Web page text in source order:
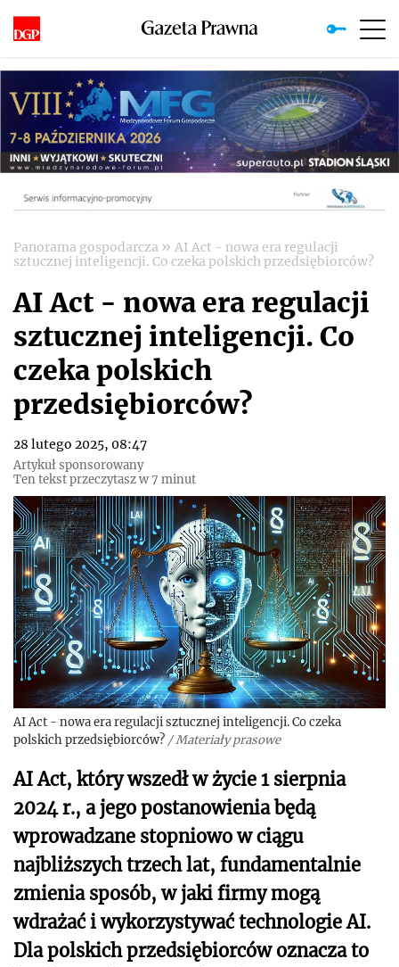
Panorama gospodarcza » AI Act - nowa era regulacji
sztucznej inteligencji. Co czeka polskich przedsiębiorców?
AI Act - nowa era regulacji
sztucznej inteligencji. Co
czeka polskich
przedsiębiorców?
28 lutego 2025, 08:47
Artykuł sponsorowany
Ten tekst przeczytasz w 7 minut
AI Act - nowa era regulacji sztucznej inteligencji. Co czeka
polskich przedsiębiorców?/Materiały prasowe
AI Act, który wszedł w życie 1 sierpnia
2024 r., a jego postanowienia będą
wprowadzane stopniowo w ciągu
najbliższych trzech lat, fundamentalnie
zmienia sposób, w jaki firmy mogą
wdrażać i wykorzystywać technologie AI.
Dla polskich przedsiębiorców oznacza to